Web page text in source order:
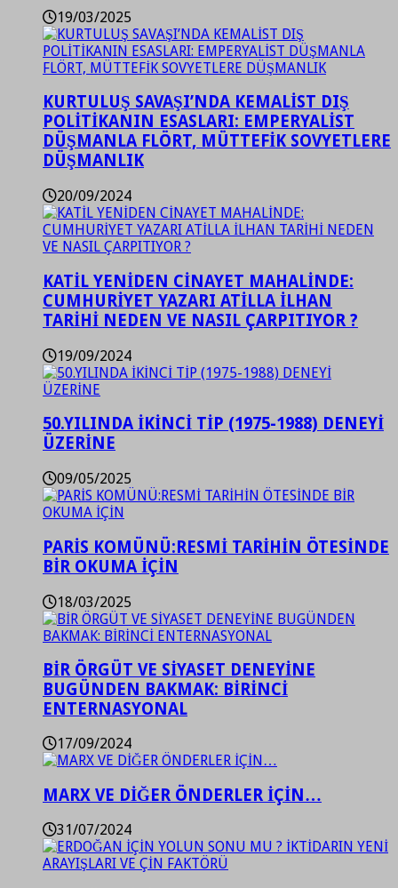
19/03/2025
KURTULUŞ SAVAŞI’NDA KEMALİST DIŞ
POLİTİKANIN ESASLARI: EMPERYALİST
DÜŞMANLA FLÖRT, MÜTTEFİK SOVYETLERE
DÜŞMANLIK
20/09/2024
KATİL YENİDEN CİNAYET MAHALİNDE:
CUMHURİYET YAZARI ATİLLA İLHAN
TARİHİ NEDEN VE NASIL ÇARPITIYOR ?
19/09/2024
50.YILINDA İKİNCİ TİP (1975-1988) DENEYİ
ÜZERİNE
09/05/2025
PARİS KOMÜNÜ:RESMİ TARİHİN ÖTESİNDE
BİR OKUMA İÇİN
18/03/2025
BİR ÖRGÜT VE SİYASET DENEYİNE
BUGÜNDEN BAKMAK: BİRİNCİ
ENTERNASYONAL
17/09/2024
MARX VE DİĞER ÖNDERLER İÇİN…
31/07/2024